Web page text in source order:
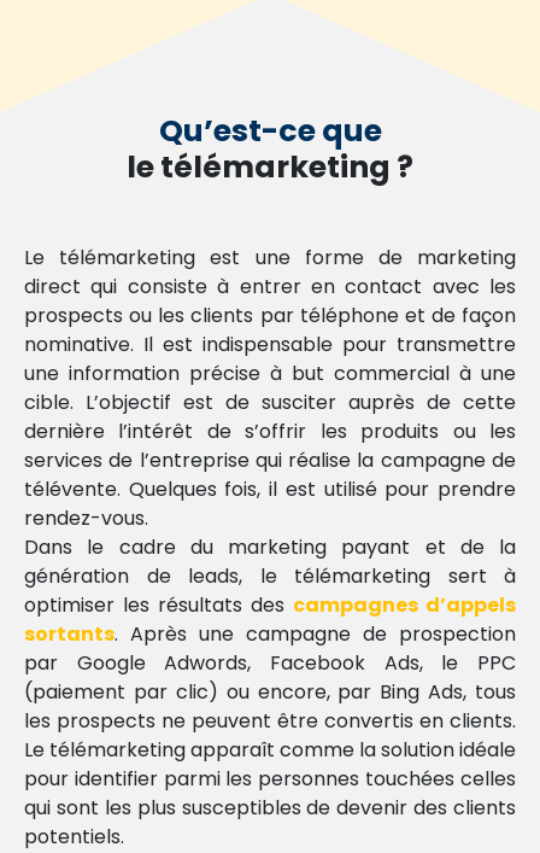
Télémarketing
selling
commerciaux
Inbound
et
content
marketing
Emailing
et
Sms
Rédaction
de
contenu
Rédaction
optimisée
SEO
Fiches
Produits
Qu’est-ce que
le télémarketing ?
Le télémarketing est une forme de marketing
direct qui consiste à entrer en contact avec les
prospects ou les clients par téléphone et de façon
nominative. Il est indispensable pour transmettre
une information précise à but commercial à une
cible. L’objectif est de susciter auprès de cette
dernière l’intérêt de s’offrir les produits ou les
services de l’entreprise qui réalise la campagne de
télévente. Quelques fois, il est utilisé pour prendre
rendez-vous.
Dans le cadre du marketing payant et de la
génération de leads, le télémarketing sert à
optimiser les résultats des campagnes d’appels
sortants. Après une campagne de prospection
par Google Adwords, Facebook Ads, le PPC
(paiement par clic) ou encore, par Bing Ads, tous
les prospects ne peuvent être convertis en clients.
Le télémarketing apparaît comme la solution idéale
pour identifier parmi les personnes touchées celles
qui sont les plus susceptibles de devenir des clients
potentiels.